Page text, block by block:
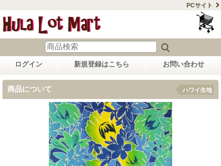
PCサイト
ログイン 新規登録はこちら お問い合わせ
商品について ハワイ生地